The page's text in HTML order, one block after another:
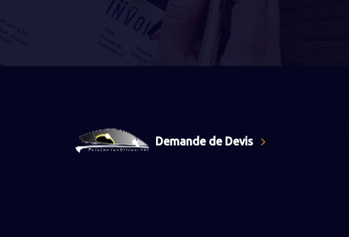
Demande de Devis